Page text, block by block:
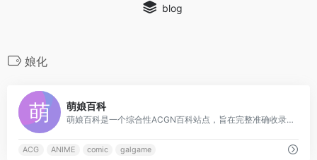
blog
娘化
萌娘百科
萌娘百科是一个综合性ACGN百科站点，旨在完整准确收录动画、漫画、游戏、文学相关内容，以及青少年间流行的事物。任何人都可自由编辑！
ACG ANIME comic galgame